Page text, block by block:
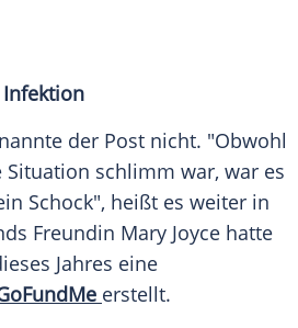
nannte der Post nicht. "Obwohl
Situation schlimm war, war es
Schock", heißt es weiter in
Freundin Mary Joyce hatte
Jahres eine
erstellt.